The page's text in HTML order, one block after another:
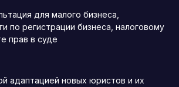
для малого бизнеса,
по регистрации бизнеса, налоговому
прав в суде
адаптацией новых юристов и их